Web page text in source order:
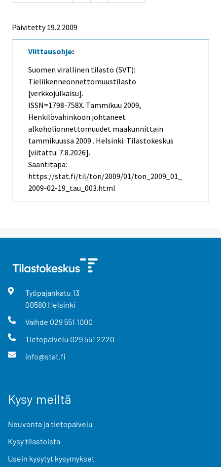
Päivitetty19.2.2009
Viittausohje:
Suomen virallinen tilasto (SVT):
Tieliikenneonnettomuustilasto
[verkkojulkaisu].
ISSN=1798-758X. Tammikuu 2009,
Henkilövahinkoon johtaneet
alkoholionnettomuudet maakunnittain
tammikuussa 2009 . Helsinki: Tilastokeskus
[viitattu: 7.8.2026].
Saantitapa:
https://stat.fi/til/ton/2009/01/ton_2009_01_
2009-02-19_tau_003.html
Työpajankatu 13
00580 Helsinki
Vaihde 029 551 1000
Tietopalvelu 029 551 2220
info@stat.fi
Kysy meiltä
Neuvonta ja tietopalvelu
Kysy tilastoista
Usein kysytyt kysymykset